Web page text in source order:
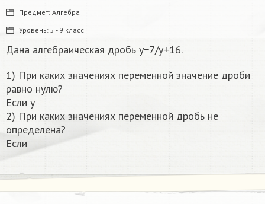
Предмет: Алгебра
Уровень: 5 - 9 класс
Дана алгебраическая дробь y−7/y+16.
1) При каких значениях переменной значение дроби
равно нулю?
Если y
2) При каких значениях переменной дробь не
определена?
Если